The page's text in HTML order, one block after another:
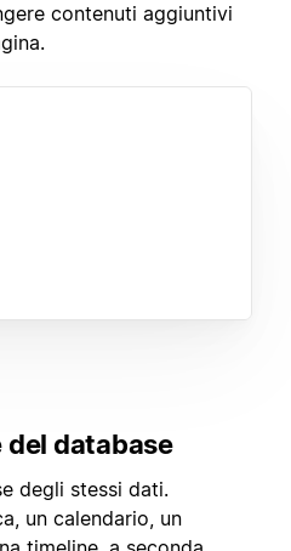
contenuti aggiuntivi
del database
degli stessi dati.
un calendario, un